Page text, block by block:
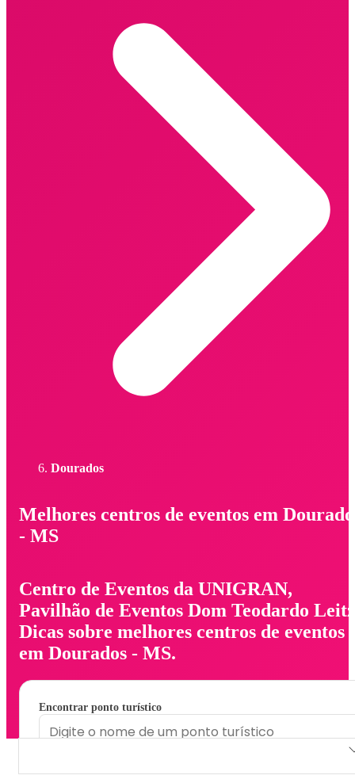
Dourados
Melhores centros de eventos em
- MS
Centro de Eventos da UNIGRAN,
Pavilhão de Eventos Dom Teodardo
Dicas sobre melhores centros de eventos
em Dourados - MS.
Encontrar ponto turístico